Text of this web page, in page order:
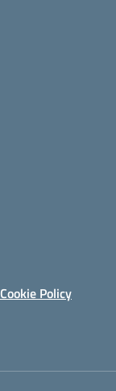
Cookie Policy